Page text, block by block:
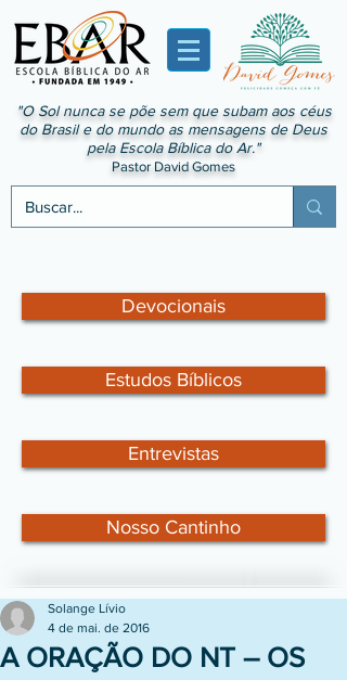
"O Sol nunca se põe sem que subam aos céus
do Brasil e do mundo as mensagens de Deus
pela Escola Bíblica do Ar."
Pastor David Gomes
Devocionais
Estudos Bíblicos
Entrevistas
Nosso Cantinho
A ORAÇÃO DO NT – OS
Solange Lívio
4 de mai. de 2016